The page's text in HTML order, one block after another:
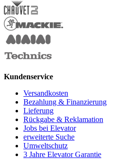
Kundenservice
Versandkosten
Bezahlung & Finanzierung
Lieferung
Rückgabe & Reklamation
Jobs bei Elevator
erweiterte Suche
Umweltschutz
3 Jahre Elevator Garantie